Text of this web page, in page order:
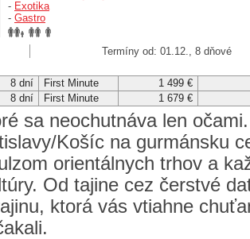
- Exotika
- Gastro
Termíny od: 01.12., 8 dňové
8 dní First Minute
1 499 €
8 dní First Minute 1 679 €
sa neochutnáva len
Košíc na gurmánsku
orientálnych trhov a
Od tajine cez čerstvé
ktorá vás vtiahne